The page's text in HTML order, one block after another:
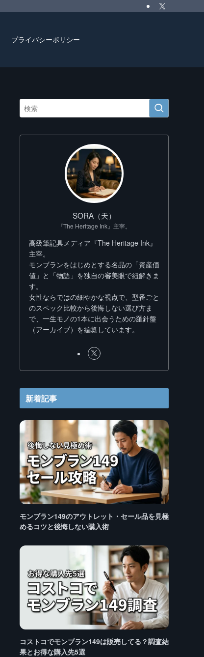
プライバシーポリシー
SORA（天）
『The Heritage Ink』主宰。
高級筆記具メディア『The Heritage Ink』
主宰。
モンブランをはじめとする名品の「資産価
値」と「物語」を独自の審美眼で紐解きま
す。
女性ならではの細やかな視点で、型番ごと
のスペック比較から後悔しない選び方ま
で、一生モノの1本に出会うための羅針盤
（アーカイブ）を編纂しています。
新着記事
モンブラン149のアウトレット・セール品を見極
めるコツと後悔しない購入術
コストコでモンブラン149は販売してる？調査結
果とお得な購入先5選